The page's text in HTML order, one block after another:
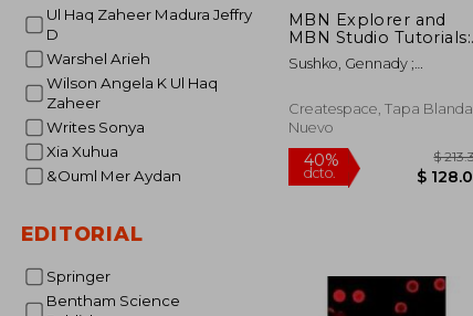
Ul Haq Zaheer Madura Jeffry
D
Warshel Arieh
Wilson Angela K Ul Haq
Zaheer
Writes Sonya
Xia Xuhua
&Ouml Mer Aydan
EDITORIAL
Springer
Bentham Science
MBN Explorer and
MBN Studio Tutorials:
Version 3.0 (en Inglés)
Sushko, Gennady ;
Andrey V.
Createspace, Tapa Blanda,
Nuevo
40%